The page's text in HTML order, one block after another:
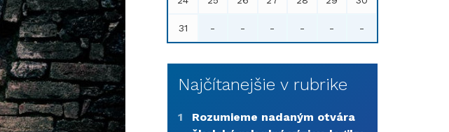
31 - - - - - -
Najčítanejšie v rubrike
1
Rozumieme nadaným otvára